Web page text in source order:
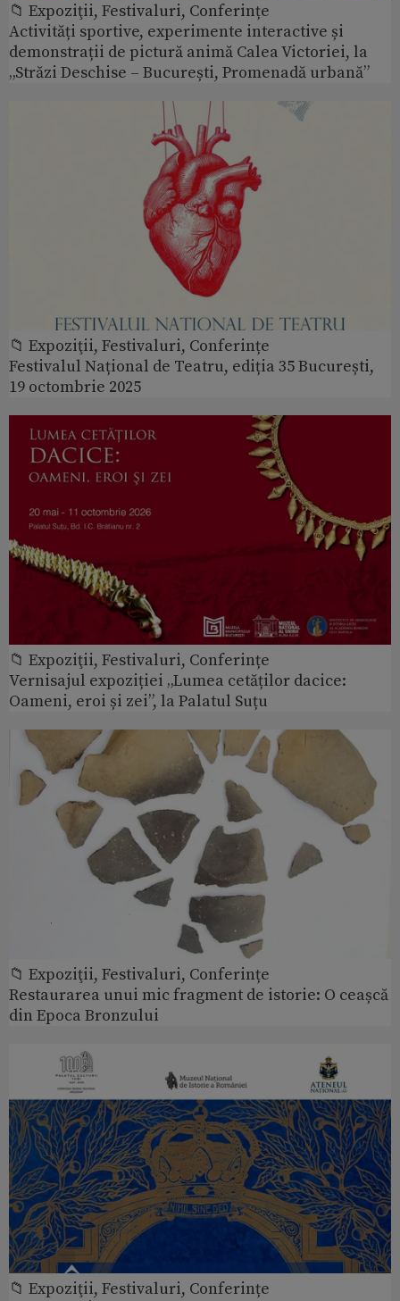
📁 Expoziţii, Festivaluri, Conferințe
Activități sportive, experimente interactive și
demonstrații de pictură animă Calea Victoriei, la
„Străzi Deschise – București, Promenadă urbană”
📁 Expoziţii, Festivaluri, Conferințe
Festivalul Național de Teatru, ediția 35 București,
19 octombrie 2025
📁 Expoziţii, Festivaluri, Conferințe
Vernisajul expoziției „Lumea cetăților dacice:
Oameni, eroi și zei”, la Palatul Suțu
📁 Expoziţii, Festivaluri, Conferințe
Restaurarea unui mic fragment de istorie: O ceașcă
din Epoca Bronzului
📁 Expoziţii, Festivaluri, Conferințe